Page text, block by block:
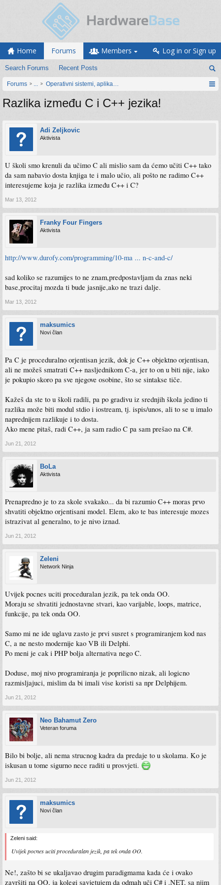
Home Forums
Search Forums Recent Posts
Members Log in or Sign up
Forums ... Operativni sistemi, aplikacije i programiranje
Razlika između C i C++ jezika!
Adi Zeljkovic
Aktivista
U školi smo krenuli da učimo C ali mislio sam da ćemo učiti C++ tako
da sam nabavio dosta knjiga te i malo učio, ali pošto ne radimo C++
interesujeme koja je razlika između C++ i C?
Mar 13, 2012
Franky Four Fingers
Aktivista
http://www.durofy.com/programming/10-ma ... n-c-and-c/
sad koliko se razumijes to ne znam,predpostavljam da znas neki
base,procitaj mozda ti bude jasnije,ako ne trazi dalje.
Mar 13, 2012
maksumics
Novi član
Pa C je proceduralno orjentisan jezik, dok je C++ objektno orjentisan,
ali ne možeš smatrati C++ nasljednikom C-a, jer to on u biti nije, iako
je pokupio skoro pa sve njegove osobine, što se sintakse tiče.
Kažeš da ste to u školi radili, pa po gradivu iz srednjih škola jedino ti
razlika može biti modul stdio i iostream, tj. ispis/unos, ali to se u imalo
naprednijem razlikuje i to dosta.
Ako mene pitaš, radi C++, ja sam radio C pa sam prešao na C#.
Jun 21, 2012
BoLa
Aktivista
Prenapredno je to za skole svakako... da bi razumio C++ moras prvo
shvatiti objektno orjentisani model. Elem, ako te bas interesuje mozes
istrazivat al generalno, to je nivo iznad.
Jun 21, 2012
Zeleni
Network Ninja
Uvijek pocnes uciti proceduralan jezik, pa tek onda OO.
Moraju se shvatiti jednostavne stvari, kao varijable, loops, matrice,
funkcije, pa tek onda OO.
Samo mi ne ide uglavu zasto je prvi susret s programiranjem kod nas
C, a ne nesto modernije kao VB ili Delphi.
Po meni je cak i PHP bolja alternativa nego C.
Doduse, moj nivo programiranja je poprilicno nizak, ali logicno
razmisljajuci, mislim da bi imali vise koristi sa npr Delphijem.
Jun 21, 2012
Neo Bahamut Zero
Veteran foruma
Bilo bi bolje, ali nema strucnog kadra da predaje to u skolama. Ko je
iskusan u tome sigurno nece raditi u prosvjeti.
Jun 21, 2012
maksumics
Novi član
Zeleni said:
Uvijek pocnes uciti proceduralan jezik, pa tek onda OO.
Ne!, zašto bi se ukaljavao drugim paradigmama kada će i ovako
završiti na OO, ja kolegi savjetujem da odmah uči C# i .NET, sa njim